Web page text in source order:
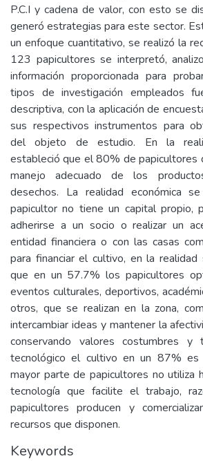
P.C.I y cadena de valor, con esto se
generó estrategias para este sector.
un enfoque cuantitativo, se realizó la
123 papicultores se interpretó,
información proporcionada para
tipos de investigación empleados
descriptiva, con la aplicación de
sus respectivos instrumentos para
del objeto de estudio. En la
estableció que el 80% de papicultores
manejo adecuado de los
desechos. La realidad económica
papicultor no tiene un capital propio,
adherirse a un socio o realizar un
entidad financiera o con las casas
para financiar el cultivo, en la
que en un 57.7% los papicultores
eventos culturales, deportivos,
otros, que se realizan en la zona,
intercambiar ideas y mantener la
conservando valores costumbres
tecnológico el cultivo en un 87% es
mayor parte de papicultores no utiliza
tecnología que facilite el trabajo,
papicultores producen y
recursos que disponen.
Keywords